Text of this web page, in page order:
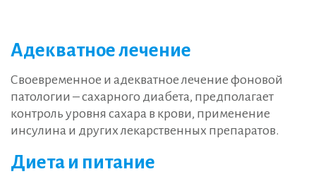
Адекватное лечение
Своевременное и адекватное лечение фоновой
патологии – сахарного диабета, предполагает
контроль уровня сахара в крови, применение
инсулина и других лекарственных препаратов.
Диета и питание